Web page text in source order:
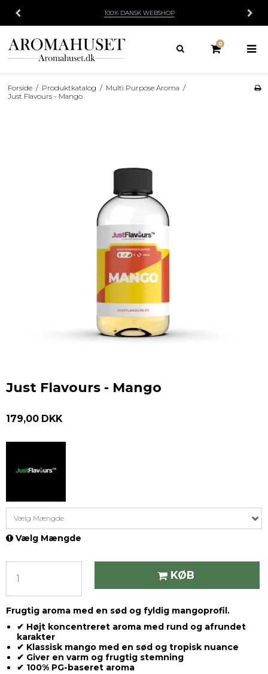
100% DANSK WEBSHOP
0
Forside / Produktkatalog / Multi Purpose Aroma /
Just Flavours - Mango
Just Flavours - Mango
179,00 DKK
Vælg Mængde
Vælg Mængde
KØB
Frugtig aroma med en sød og fyldig mangoprofil.
✔ Højt koncentreret aroma med rund og afrundet
karakter
✔ Klassisk mango med en sød og tropisk nuance
✔ Giver en varm og frugtig stemning
✔ 100% PG-baseret aroma